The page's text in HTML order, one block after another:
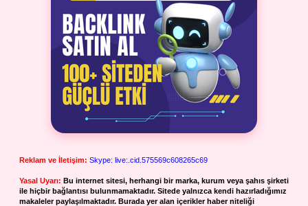
Reklam ve İletişim: Skype: live:.cid.575569c608265c69
Yasal Uyarı: Bu internet sitesi, herhangi bir marka, kurum veya şahıs şirketi
ile hiçbir bağlantısı bulunmamaktadır. Sitede yalnızca kendi hazırladığımız
makaleler paylaşılmaktadır. Burada yer alan içerikler haber niteliği